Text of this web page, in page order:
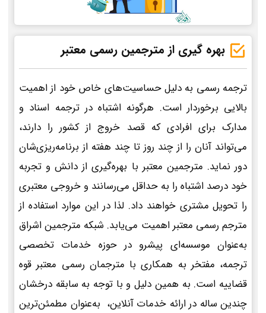
بهره گیری از مترجمین رسمی معتبر
ترجمه رسمی به دلیل حساسیت‌های خاص خود از اهمیت
بالایی برخوردار است. هرگونه اشتباه در ترجمه اسناد و
مدارک برای افرادی که قصد خروج از کشور را دارند،
می‌تواند آنان را از چند روز تا چند هفته از برنامه‌ریزی‌شان
دور نماید. مترجمین معتبر با بهره‌گیری از دانش و تجربه
خود درصد اشتباه را به حداقل می‌رسانند و خروجی معتبری
را تحویل مشتری خواهند داد. لذا در این موارد استفاده از
مترجم رسمی معتبر اهمیت می‌یابد. شبکه مترجمین اشراق
به‌عنوان موسسه‌ای پیشرو در حوزه خدمات تخصصی
ترجمه، مفتخر به همکاری با مترجمان رسمی معتبر قوه
قضاییه است. به همین دلیل و با توجه به سابقه درخشان
چندین ساله در ارائه خدمات آنلاین، به‌عنوان مطمئن‌ترین